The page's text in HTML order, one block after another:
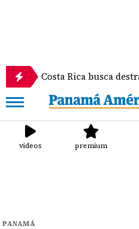
Rica busca destrabar
videos premium
PANAMÁ